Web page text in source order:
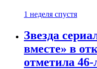
1 неделя спустя
Звезда
вместе» в
отметила 46-